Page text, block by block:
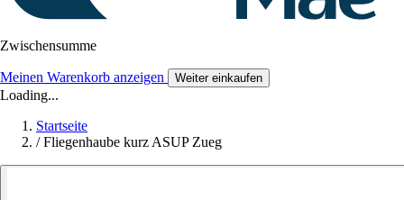
Zwischensumme
Meinen Warenkorb anzeigen Weiter einkaufen
Loading...
Startseite
/ Fliegenhaube kurz ASUP Zueg